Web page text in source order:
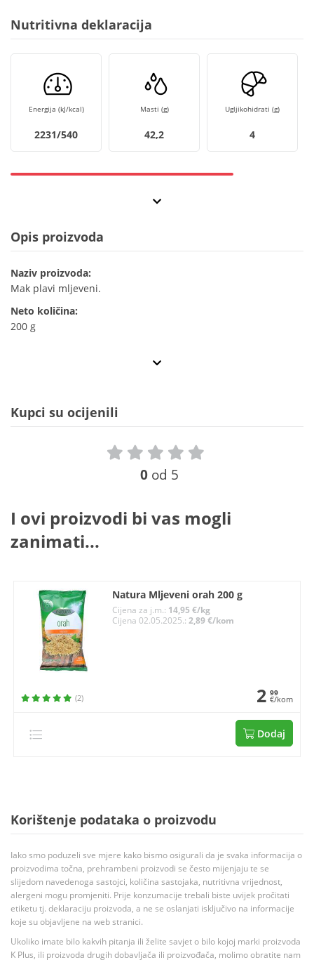
Nutritivna deklaracija
Energija (kJ/kcal)
2231/540
Masti (g)
42,2
Ugljikohidrati (g)
4
Opis proizvoda
Naziv proizvoda:
Mak plavi mljeveni.
Neto količina:
200 g
Kupci su ocijenili
0 od 5
I ovi proizvodi bi vas mogli
zanimati...
Natura Mljeveni orah 200 g
Cijena za j.m.: 14,95 €/kg
Cijena 02.05.2025.:2,89 €/kom
(2) 2 99
€/kom
Dodaj
Korištenje podataka o proizvodu
Iako smo poduzeli sve mjere kako bismo osigurali da je svaka informacija o
proizvodima točna, prehrambeni proizvodi se često mijenjaju te se
slijedom navedenoga sastojci, količina sastojaka, nutritivna vrijednost,
alergeni mogu promjeniti. Prije konzumacije trebali biste uvijek pročitati
etiketu tj. deklaraciju proizvoda, a ne se oslanjati isključivo na informacije
koje su objavljene na web stranici.
Ukoliko imate bilo kakvih pitanja ili želite savjet o bilo kojoj marki proizvoda
K Plus, ili proizvoda drugih dobavljača ili proizvođača, molimo obratite nam